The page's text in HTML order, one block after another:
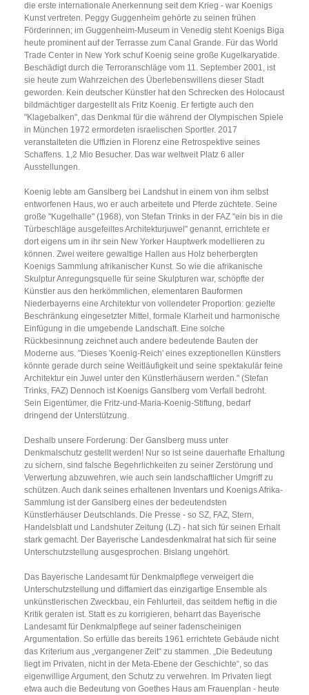
die erste internationale Anerkennung seit dem Krieg - war Koenigs
Kunst vertreten. Peggy Guggenheim gehörte zu seinen frühen
Förderinnen; im Guggenheim-Museum in Venedig steht Koenigs Biga
heute prominent auf der Terrasse zum Canal Grande. Für das World
Trade Center in New York schuf Koenig seine große Kugelkaryatide.
Beschädigt durch die Terroranschläge vom 11. September 2001, ist
sie heute zum Wahrzeichen des Überlebenswillens dieser Stadt
geworden. Kein deutscher Künstler hat den Schrecken des Holocaust
bildmächtiger dargestellt als Fritz Koenig. Er fertigte auch den
"Klagebalken", das Denkmal für die während der Olympischen Spiele
in München 1972 ermordeten israelischen Sportler. 2017
veranstalteten die Uffizien in Florenz eine Retrospektive seines
Schaffens. 1,2 Mio Besucher. Das war weltweit Platz 6 aller
Ausstellungen.
Koenig lebte am Ganslberg bei Landshut in einem von ihm selbst
entworfenen Haus, wo er auch arbeitete und Pferde züchtete. Seine
große "Kugelhalle" (1968), von Stefan Trinks in der FAZ "ein bis in die
Türbeschläge ausgefeiltes Architekturjuwel" genannt, errichtete er
dort eigens um in ihr sein New Yorker Hauptwerk modellieren zu
können. Zwei weitere gewaltige Hallen aus Holz beherbergten
Koenigs Sammlung afrikanischer Kunst. So wie die afrikanische
Skulptur Anregungsquelle für seine Skulpturen war, schöpfte der
Künstler aus den herkömmlichen, elementaren Bauformen
Niederbayerns eine Architektur von vollendeter Proportion: gezielte
Beschränkung eingesetzter Mittel, formale Klarheit und harmonische
Einfügung in die umgebende Landschaft. Eine solche
Rückbesinnung zeichnet auch andere bedeutende Bauten der
Moderne aus. "Dieses 'Koenig-Reich' eines exzeptionellen Künstlers
könnte gerade durch seine Weitläufigkeit und seine spektakulär feine
Architektur ein Juwel unter den Künstlerhäusern werden." (Stefan
Trinks, FAZ) Dennoch ist Koenigs Ganslberg vom Verfall bedroht.
Sein Eigentümer, die Fritz-und-Maria-Koenig-Stiftung, bedarf
dringend der Unterstützung.
Deshalb unsere Forderung: Der Ganslberg muss unter
Denkmalschutz gestellt werden! Nur so ist seine dauerhafte Erhaltung
zu sichern, sind falsche Begehrlichkeiten zu seiner Zerstörung und
Verwertung abzuwehren, wie auch sein landschaftlicher Umgriff zu
schützen. Auch dank seines erhaltenen Inventars und Koenigs Afrika-
Sammlung ist der Ganslberg eines der bedeutendsten
Künstlerhäuser Deutschlands. Die Presse - so SZ, FAZ, Stern,
Handelsblatt und Landshuter Zeitung (LZ) - hat sich für seinen Erhalt
stark gemacht. Der Bayerische Landesdenkmalrat hat sich für seine
Unterschutzstellung ausgesprochen. Bislang ungehört.
Das Bayerische Landesamt für Denkmalpflege verweigert die
Unterschutzstellung und diffamiert das einzigartige Ensemble als
unkünstlerischen Zweckbau, ein Fehlurteil, das seitdem heftig in die
Kritik geraten ist. Statt es zu korrigieren, beharrt das Bayerische
Landesamt für Denkmalpflege auf seiner fadenscheinigen
Argumentation. So erfülle das bereits 1961 errichtete Gebäude nicht
das Kriterium aus „vergangener Zeit“ zu stammen. „Die Bedeutung
liegt im Privaten, nicht in der Meta-Ebene der Geschichte“, so das
eigenwillige Argument, den Schutz zu verwehren. Im Privaten liegt
etwa auch die Bedeutung von Goethes Haus am Frauenplan - heute